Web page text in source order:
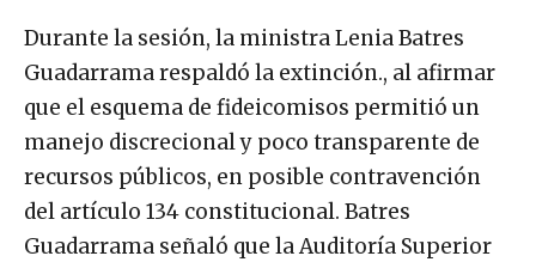
Durante la sesión, la ministra Lenia Batres
Guadarrama respaldó la extinción., al afirmar
que el esquema de fideicomisos permitió un
manejo discrecional y poco transparente de
recursos públicos, en posible contravención
del artículo 134 constitucional. Batres
Guadarrama señaló que la Auditoría Superior